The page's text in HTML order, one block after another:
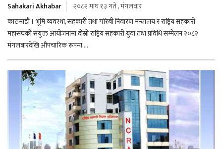
Sahakari Akhabar
२०८२ माघ १३ गते , मंगलवार
काठमाडौं । भूमि व्यवस्था, सहकारी तथा गरिबी निवारण मन्त्रालय र राष्ट्रिय सहकारी
महासंघको संयुक्त आयोजनामा दोस्रो राष्ट्रिय सहकारी युवा तथा प्रविधि सम्मेलन २०८२
मंगलबारदेखि औपचारिक रूपमा ...